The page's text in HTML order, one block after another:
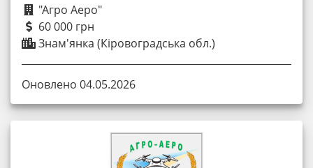
"Агро Аеро"
60 000 грн
Знам'янка (Кіровоградська обл.)
Оновлено 04.05.2026